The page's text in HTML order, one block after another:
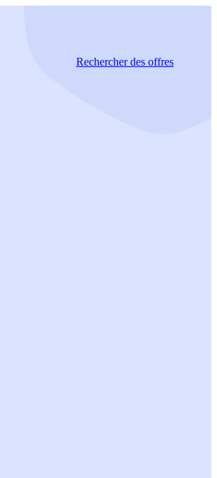
Rechercherdes offres